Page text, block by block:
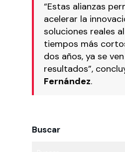
“Estas alianzas
acelerar la
soluciones reales
tiempos más
dos años, ya se
resultados”,
Fernández.
Buscar